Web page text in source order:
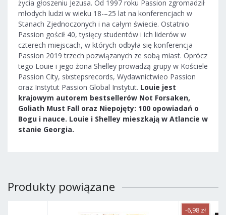
życia głoszeniu Jezusa. Od 1997 roku Passion zgromadził
młodych ludzi w wieku 18-–25 lat na konferencjach w
Stanach Zjednoczonych i na całym świecie. Ostatnio
Passion gościł 40, tysięcy studentów i ich liderów w
czterech miejscach, w których odbyła się konferencja
Passion 2019 trzech pozwiązanych ze sobą miast. Oprócz
tego Louie i jego żona Shelley prowadzą grupy w Kościele
Passion City, sixstepsrecords, Wydawnictwieo Passion
oraz Instytut Passion Global Instytut. Louie jest
krajowym autorem bestsellerów Not Forsaken,
Goliath Must Fall oraz Niepojęty: 100 opowiadań o
Bogu i nauce. Louie i Shelley mieszkają w Atlancie w
stanie Georgia.
Produkty powiązane
-6,98 zł